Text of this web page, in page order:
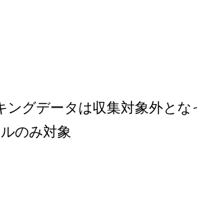
ングデータは収集対象外とな
のみ対象